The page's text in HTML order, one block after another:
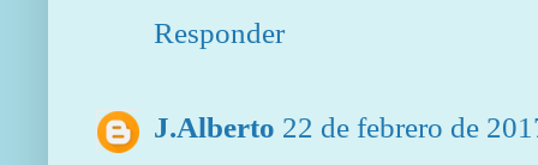
Responder
J.Alberto 22 de febrero de